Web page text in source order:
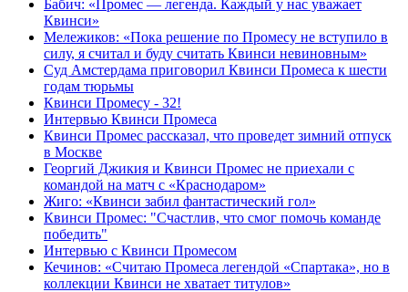
Бабич: «Промес — легенда. Каждый у нас уважает
Квинси»
Мележиков: «Пока решение по Промесу не вступило в
силу, я считал и буду считать Квинси невиновным»
Суд Амстердама приговорил Квинси Промеса к шести
годам тюрьмы
Квинси Промесу - 32!
Интервью Квинси Промеса
Квинси Промес рассказал, что проведет зимний отпуск
в Москве
Георгий Джикия и Квинси Промес не приехали с
командой на матч с «Краснодаром»
Жиго: «Квинси забил фантастический гол»
Квинси Промес: "Счастлив, что смог помочь команде
победить"
Интервью с Квинси Промесом
Кечинов: «Считаю Промеса легендой «Спартака», но в
коллекции Квинси не хватает титулов»